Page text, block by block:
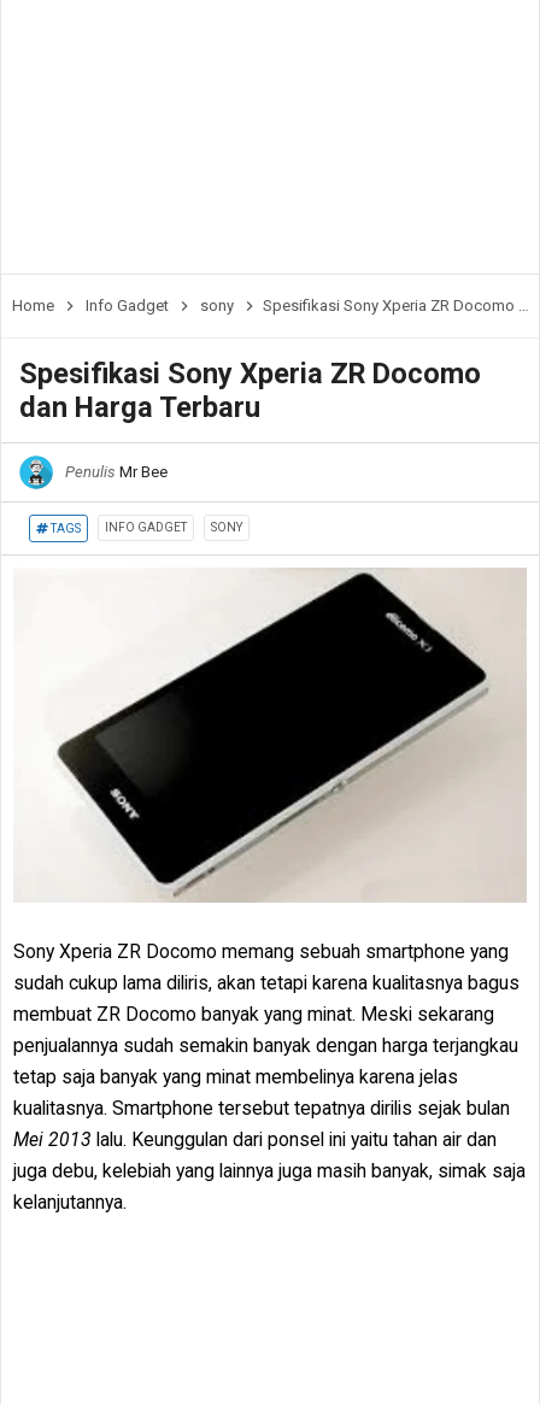
Home Info Gadget sony Spesifikasi Sony Xperia ZR Docomo dan Harga Terbaru
Spesifikasi Sony Xperia ZR Docomo
dan Harga Terbaru
Penulis Mr Bee
TAGS INFO GADGET SONY
Sony Xperia ZR Docomo memang sebuah smartphone yang
sudah cukup lama diliris, akan tetapi karena kualitasnya bagus
membuat ZR Docomo banyak yang minat. Meski sekarang
penjualannya sudah semakin banyak dengan harga terjangkau
tetap saja banyak yang minat membelinya karena jelas
kualitasnya. Smartphone tersebut tepatnya dirilis sejak bulan
Mei 2013 lalu. Keunggulan dari ponsel ini yaitu tahan air dan
juga debu, kelebiah yang lainnya juga masih banyak, simak saja
kelanjutannya.